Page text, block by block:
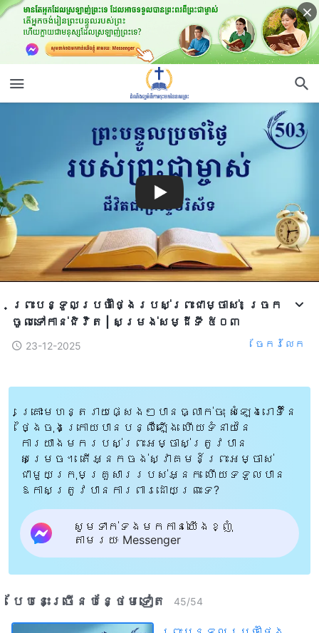
ព្រះបន្ទូលប្រចាំថ្ងៃរបស់ព្រះជាម្ចាស់៖ ច្រក
ចូលទៅកាន់ជិវិត | សម្រង់​សម្ដីទី ៥០៣
23-12-2025 ចែក​រំលែក
គ្រោះមហន្តរាយផ្សេងៗបានធ្លាក់ចុះ សំឡេងរោទិ៍នៃ
ថ្ងៃចុងក្រោយបានបន្លឺឡើង ហើយទំនាយនៃ
ការយាងមករបស់ព្រះអម្ចាស់ត្រូវបាន
សម្រេច។ តើអ្នកចង់ស្វាគមន៍ព្រះអម្ចាស់
ជាមួយក្រុមគ្រួសាររបស់អ្នក ហើយទទួលបាន
ឱកាសត្រូវបានការពារដោយព្រះទេ?
សូមទាក់ទងមកកាន់យើងខ្ញុំ
តាមរយៈ Messenger
បែបនេះ​ច្រើនបន្ថែម​ទៀត​ 45/54